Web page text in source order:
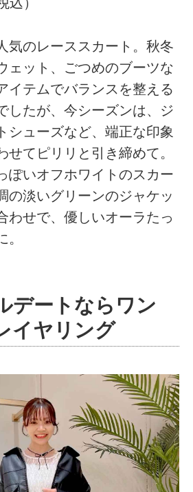
気のレーススカート。秋冬
ェット、ごつめのブーツな
イテムでバランスを整える
したが、今シーズンは、ジ
シューズなど、端正な印象
せてピリリと引き締めて。
ぽいオフホワイトのスカー
の淡いグリーンのジャケッ
わせで、優しいオーラたっ
デートならワン
イヤリング